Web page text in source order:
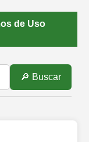
de Uso
🔎 Buscar